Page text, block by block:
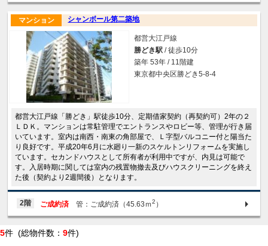
シャンボール第二築地
マンション
都営大江戸線
勝どき駅 / 徒歩10分
築年 53年 / 11階建
東京都中央区勝どき5-8-4
都営大江戸線「勝どき」駅徒歩10分、定期借家契約（再契約可）2年の２
ＬＤＫ。マンションは常駐管理でエントランスやロビー等、管理が行き届
いています。室内は南西・南東の角部屋で、Ｌ字型バルコニー付と陽当た
り良好です。平成20年6月に水廻り一新のスケルトンリフォームを実施し
ています。セカンドハウスとして所有者が利用中ですが、内見は可能で
す。入居時期に関しては室内の残置物撤去及びハウスクリーニングを終え
た後（契約より2週間後）となります。
2階 ご成約済 管：ご成約済（45.63ｍ2 ）
5件 (総物件数： 9件)